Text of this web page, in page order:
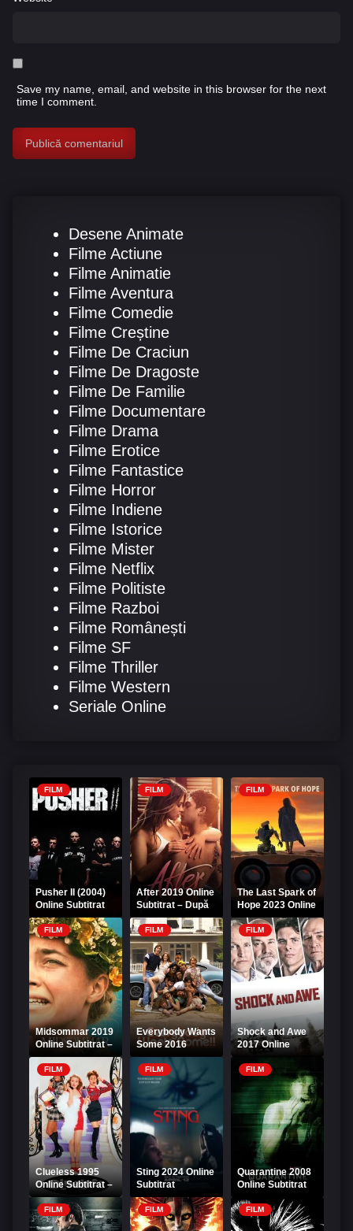
Save my name, email, and website in this browser for the next
time I comment.
Desene Animate
Filme Actiune
Filme Animatie
Filme Aventura
Filme Comedie
Filme Creștine
Filme De Craciun
Filme De Dragoste
Filme De Familie
Filme Documentare
Filme Drama
Filme Erotice
Filme Fantastice
Filme Horror
Filme Indiene
Filme Istorice
Filme Mister
Filme Netflix
Filme Politiste
Filme Razboi
Filme Românești
Filme SF
Filme Thriller
Filme Western
Seriale Online
FILM
Pusher II (2004)
Online Subtitrat
FILM
After 2019 Online
Subtitrat – După
ce ne-am întâlnit
HD
FILM
The Last Spark of
Hope 2023 Online
Subtitrat
FILM
Midsommar 2019
Online Subtitrat –
Horror Solstițiul
de Vară
FILM
Everybody Wants
Some 2016
Online Subtitrat
FILM
Shock and Awe
2017 Online
groază
FILM
Clueless 1995
Online Subtitrat –
Liceenele din
Beverly Hills
FILM
Sting 2024 Online
Subtitrat
FILM
Quarantine 2008
Online Subtitrat
FILM FILM FILM